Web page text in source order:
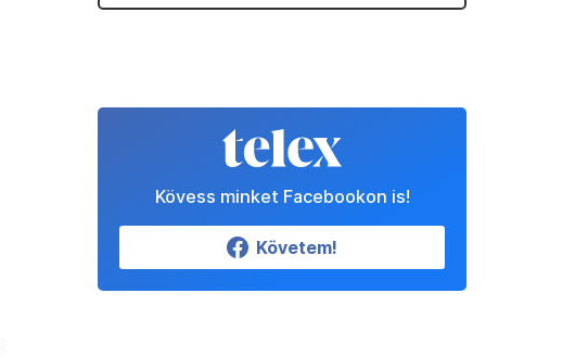
Kövess minket Facebookon is!
Követem!